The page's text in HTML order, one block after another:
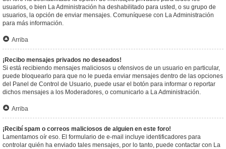
usuarios, o bien La Administración ha deshabilitado para usted, o su grupo de
usuarios, la opción de enviar mensajes. Comuníquese con La Administración
para más información.
Arriba
¡Recibo mensajes privados no deseados!
Si está recibiendo mensajes maliciosos u ofensivos de un usuario en particular,
puede bloquearlo para que no le pueda enviar mensajes dentro de las opciones
del Panel de Control de Usuario, puede usar el botón para informar o reportar
dichos mensajes a los Moderadores, o comunicarlo a La Administración.
Arriba
¡Recibí spam o correos maliciosos de alguien en este foro!
Lamentamos oír eso. El formulario de e-mail incluye identificadores para
controlar quién ha enviado tales mensajes, por lo tanto, puede contactar con La